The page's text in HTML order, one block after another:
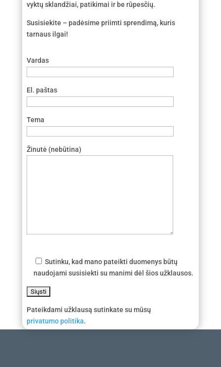
vyktų sklandžiai, patikimai ir be rūpesčių.
Susisiekite – padėsime priimti sprendimą, kuris
tarnaus ilgai!
Vardas
El. paštas
Tema
Žinutė (nebūtina)
Sutinku, kad mano pateikti duomenys būtų
naudojami susisiekti su manimi dėl šios užklausos.
Pateikdami užklausą sutinkate su mūsų
privatumo politika.